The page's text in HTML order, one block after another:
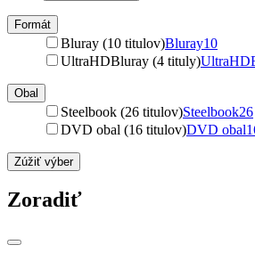
Formát
Bluray (10 titulov)Bluray10
UltraHDBluray (4 tituly)
Obal
Steelbook (26 titulov)Steelbook26
DVD obal (16 titulov)DVD obal
Zúžiť výber
Zoradiť